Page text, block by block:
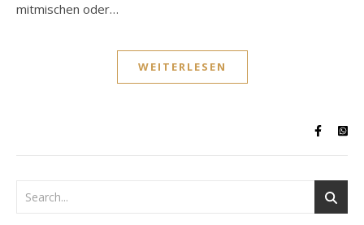
mitmischen oder…
WEITERLESEN